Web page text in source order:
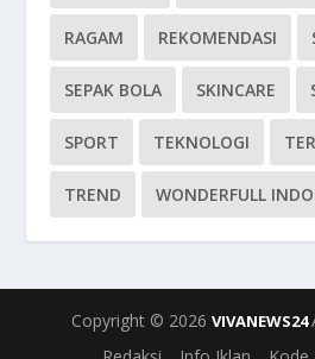
RAGAM REKOMENDASI
SEPAK BOLA SKINCARE
SPORT TEKNOLOGI
TREND WONDERFULL
Copyright © 2026 VIVANEWS24